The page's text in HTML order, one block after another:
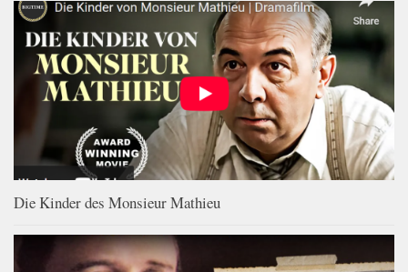
Die Kinder des Monsieur Mathieu